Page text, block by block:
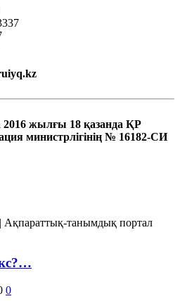
жылғы 18 қазанда ҚР
министрлігінің № 16182-СИ
танымдық портал
0